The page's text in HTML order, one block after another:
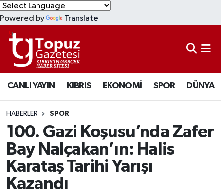
Powered by Translate
CANLI YAYIN KIBRIS EKONOMİ SPOR DÜNYA
HABERLER SPOR
100. Gazi Koşusu’nda Zafer
Bay Nalçakan’ın: Halis
Karataş Tarihi Yarışı
Kazandı
KIBRIS
DÜNYA
EKONOMİ
MAGAZİN
SAĞLIK
SPOR
TEKNOLOJİ
Lefkoşa Nöbetçi Eczaneler
Lefkoşa Hava Durumu
Lefkoşa Trafik Yoğunluk Haritası
Süper Lig Puan Durumu ve Fikstür
Tüm Manşetler
Son Dakika Haberleri
Haber Arşivi